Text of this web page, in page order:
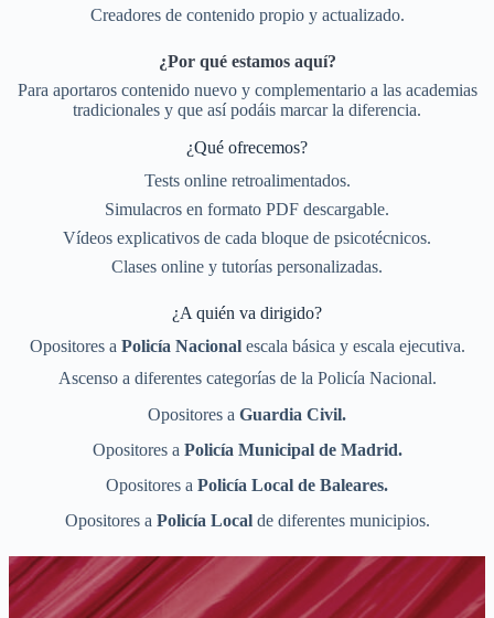
Creadores de contenido propio y actualizado.
¿Por qué estamos aquí?
Para aportaros contenido nuevo y complementario a las academias
tradicionales y que así podáis marcar la diferencia.
¿Qué ofrecemos?
Tests online retroalimentados.
Simulacros en formato PDF descargable.
Vídeos explicativos de cada bloque de psicotécnicos.
Clases online y tutorías personalizadas.
¿A quién va dirigido?
Opositores a Policía Nacionalescala básica y escala ejecutiva.
Ascenso a diferentes categorías de la Policía Nacional.
Opositores a Guardia Civil.
Opositores a Policía Municipal de Madrid.
Opositores a Policía Local de Baleares.
Opositores a Policía Localde diferentes municipios.